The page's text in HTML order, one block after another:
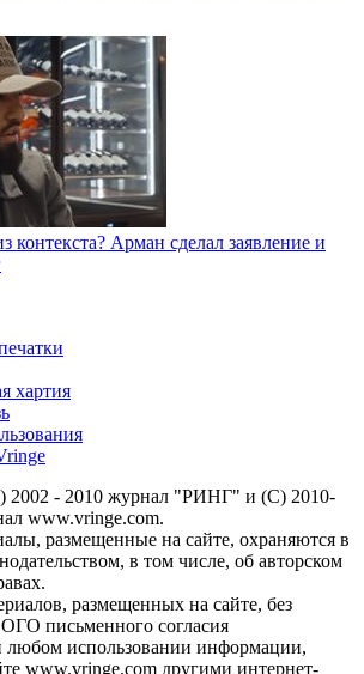
контекста? Арман сделал заявление и
хартия
2002 - 2010 журнал "РИНГ" и (С) 2010-
www.vringe.com.
размещенные на сайте, охраняются в
в том числе, об авторском
размещенных на сайте, без
письменного согласия
использовании информации,
www.vringe.com другими интернет-